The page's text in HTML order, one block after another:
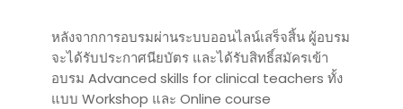
หลังจากการอบรมผ่านระบบออนไลน์เสร็จสิ้น ผู้อบรม
จะได้รับประกาศนียบัตร และได้รับสิทธิ์สมัครเข้า
อบรม Advanced skills for clinical teachers ทั้ง
แบบ Workshop และ Online course